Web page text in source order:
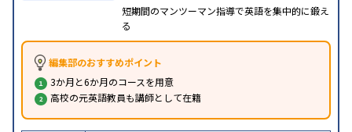
短期間のマンツーマン指導で英語を集中的に鍛え
る
編集部のおすすめポイント
3か月と6か月のコースを用意
高校の元英語教員も講師として在籍